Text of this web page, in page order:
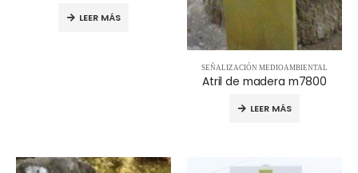
LEER MÁS
SEÑALIZACIÓN MEDIOAMBIENTAL
Atril de madera m7800
LEER MÁS